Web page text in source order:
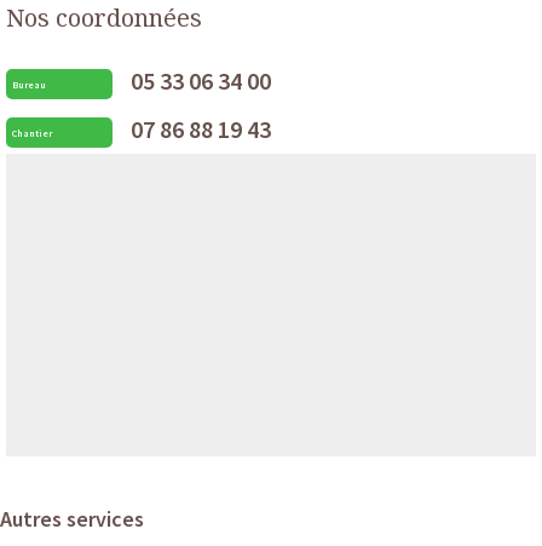
Nos coordonnées
Bureau 05 33 06 34 00
Chantier 07 86 88 19 43
Autres services